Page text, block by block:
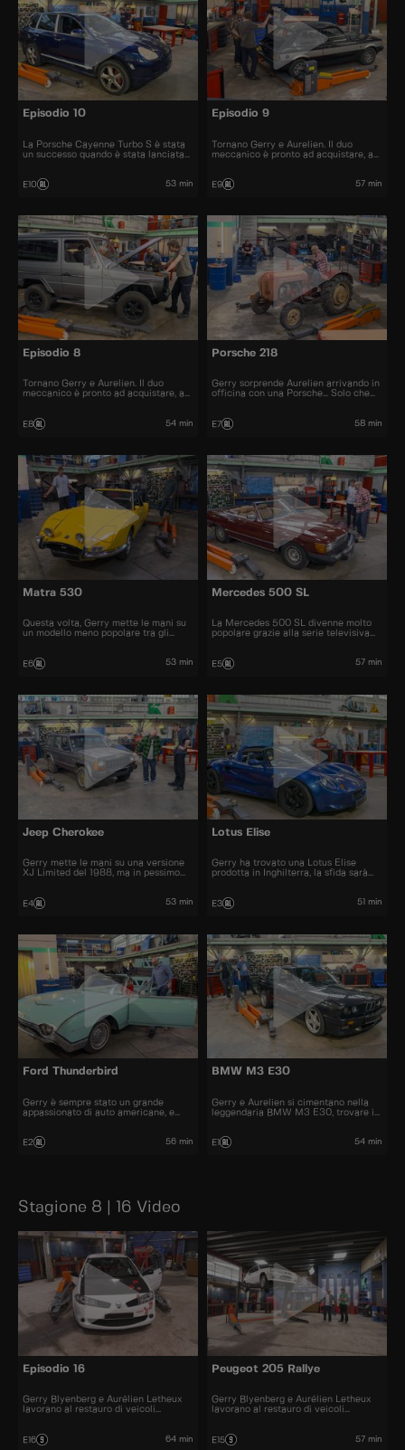
Episodio 10
La Porsche Cayenne Turbo S è stata
un successo quando è stata lanciata
E10 53 min
Episodio 9
Tornano Gerry e Aurelien. Il duo
meccanico è pronto ad acquistare, a
bellissime.
E9 57 min
Episodio 8
Tornano Gerry e Aurelien. Il duo
meccanico è pronto ad acquistare, a
bellissime.
E8 54 min
Porsche 218
Gerry sorprende Aurelien arrivando in
officina con una Porsche... Solo che
E7 58 min
Matra 530
Questa volta, Gerry mette le mani su
un modello meno popolare tra gli
E6 53 min
Mercedes 500 SL
La Mercedes 500 SL divenne molto
popolare grazie alla serie televisiva
E5 57 min
Jeep Cherokee
Gerry mette le mani su una versione
XJ Limited del 1988, ma in pessimo
E4 53 min
Lotus Elise
Gerry ha trovato una Lotus Elise
prodotta in Inghilterra, la sfida sarà
E3 51 min
Ford Thunderbird
Gerry è sempre stato un grande
appassionato di auto americane, e
E2 56 min
BMW M3 E30
Gerry e Aurelien si cimentano nella
leggendaria BMW M3 E30, trovare i
E1 54 min
Stagione 8 | 16 Video
Episodio 16
Gerry Blyenberg e Aurélien Letheux
lavorano al restauro di veicoli
E16 64 min
Peugeot 205 Rallye
Gerry Blyenberg e Aurélien Letheux
lavorano al restauro di veicoli
E15 57 min